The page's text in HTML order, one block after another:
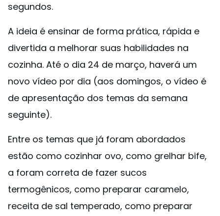
segundos.
A ideia é ensinar de forma prática, rápida e
divertida a melhorar suas habilidades na
cozinha. Até o dia 24 de março, haverá um
novo vídeo por dia (aos domingos, o vídeo é
de apresentação dos temas da semana
seguinte).
Entre os temas que já foram abordados
estão como cozinhar ovo, como grelhar bife,
a foram correta de fazer sucos
termogênicos, como preparar caramelo,
receita de sal temperado, como preparar